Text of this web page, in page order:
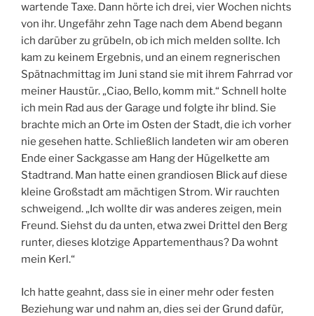
wartende Taxe. Dann hörte ich drei, vier Wochen nichts
von ihr. Ungefähr zehn Tage nach dem Abend begann
ich darüber zu grübeln, ob ich mich melden sollte. Ich
kam zu keinem Ergebnis, und an einem regnerischen
Spätnachmittag im Juni stand sie mit ihrem Fahrrad vor
meiner Haustür. „Ciao, Bello, komm mit.“ Schnell holte
ich mein Rad aus der Garage und folgte ihr blind. Sie
brachte mich an Orte im Osten der Stadt, die ich vorher
nie gesehen hatte. Schließlich landeten wir am oberen
Ende einer Sackgasse am Hang der Hügelkette am
Stadtrand. Man hatte einen grandiosen Blick auf diese
kleine Großstadt am mächtigen Strom. Wir rauchten
schweigend. „Ich wollte dir was anderes zeigen, mein
Freund. Siehst du da unten, etwa zwei Drittel den Berg
runter, dieses klotzige Appartementhaus? Da wohnt
mein Kerl.“
Ich hatte geahnt, dass sie in einer mehr oder festen
Beziehung war und nahm an, dies sei der Grund dafür,